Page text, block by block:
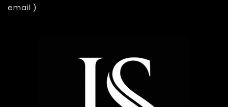
email )